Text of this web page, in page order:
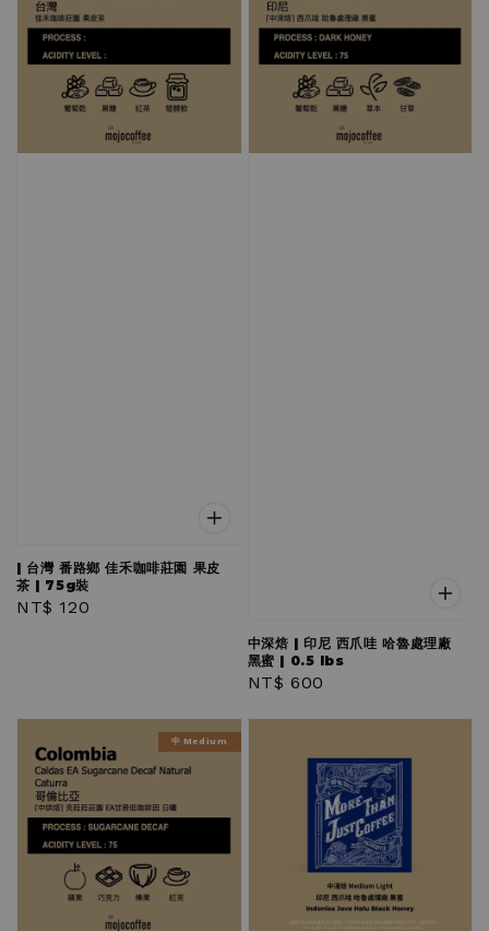
| 台灣 番路鄉 佳禾咖啡莊園 果皮
茶 | 75g裝
Regular
NT$ 120
中深焙 | 印尼 西爪哇 哈魯處理廠
黑蜜 | 0.5 lbs
Regular
NT$ 600
中 Medium